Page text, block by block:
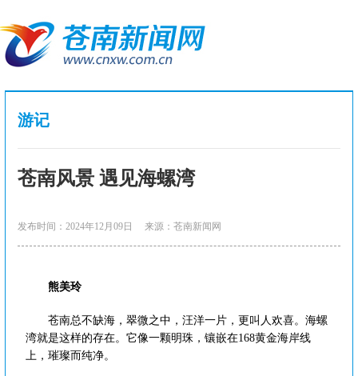
游记
苍南风景 遇见海螺湾
发布时间：2024年12月09日 来源：苍南新闻网
熊美玲
苍南总不缺海，翠微之中，汪洋一片，更叫人欢喜。海螺
湾就是这样的存在。它像一颗明珠，镶嵌在168黄金海岸线
上，璀璨而纯净。